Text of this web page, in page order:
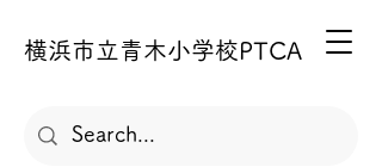
横浜市立青木小学校PTCA